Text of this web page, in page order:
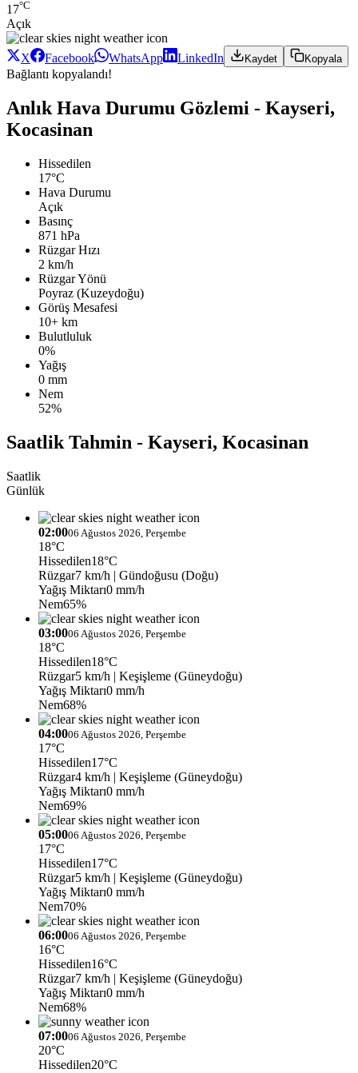
17°C
Açık
X Facebook WhatsApp LinkedIn Kaydet Kopyala
Bağlantı kopyalandı!
Anlık Hava Durumu Gözlemi - Kayseri,
Kocasinan
Hissedilen
17°C
Hava Durumu
Açık
Basınç
871 hPa
Rüzgar Hızı
2 km/h
Rüzgar Yönü
Poyraz (Kuzeydoğu)
Görüş Mesafesi
10+ km
Bulutluluk
0%
Yağış
0 mm
Nem
52%
Saatlik Tahmin - Kayseri, Kocasinan
Saatlik
Günlük
02:0006 Ağustos 2026, Perşembe
18°C
Hissedilen18°C
Rüzgar7 km/h | Gündoğusu (Doğu)
Yağış Miktarı0 mm/h
Nem65%
03:0006 Ağustos 2026, Perşembe
18°C
Hissedilen18°C
Rüzgar5 km/h | Keşişleme (Güneydoğu)
Yağış Miktarı0 mm/h
Nem68%
04:0006 Ağustos 2026, Perşembe
17°C
Hissedilen17°C
Rüzgar4 km/h | Keşişleme (Güneydoğu)
Yağış Miktarı0 mm/h
Nem69%
05:0006 Ağustos 2026, Perşembe
17°C
Hissedilen17°C
Rüzgar5 km/h | Keşişleme (Güneydoğu)
Yağış Miktarı0 mm/h
Nem70%
06:0006 Ağustos 2026, Perşembe
16°C
Hissedilen16°C
Rüzgar7 km/h | Keşişleme (Güneydoğu)
Yağış Miktarı0 mm/h
Nem68%
07:0006 Ağustos 2026, Perşembe
20°C
Hissedilen20°C